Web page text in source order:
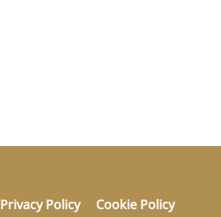
Privacy Policy Cookie Policy